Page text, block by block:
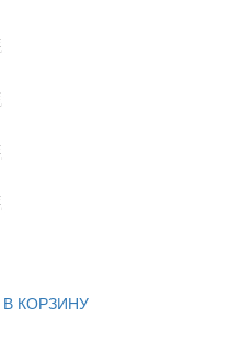
В КОРЗИНУ